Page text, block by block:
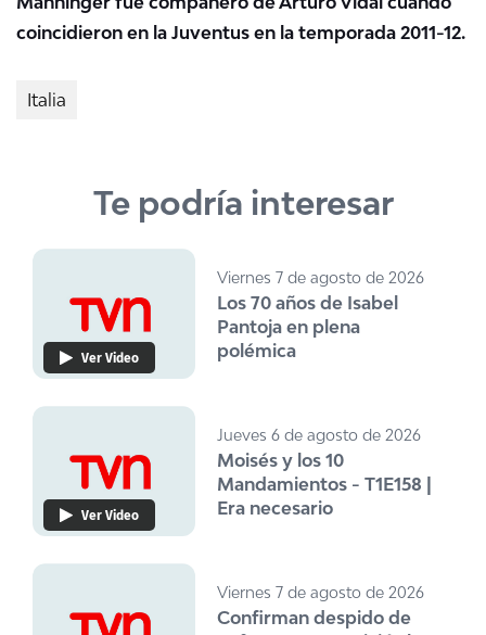
coincidieron en la Juventus en la temporada 2011-12.
Italia
Te podría interesar
Ver Video
Viernes 7 de agosto de 2026
Los 70 años de Isabel
Pantoja en plena
polémica
Ver Video
Jueves 6 de agosto de 2026
Moisés y los 10
Mandamientos - T1E158 |
Era necesario
Viernes 7 de agosto de 2026
Confirman despido de